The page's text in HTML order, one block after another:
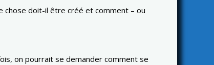
chose doit-il être créé et comment – ou
on pourrait se demander comment se